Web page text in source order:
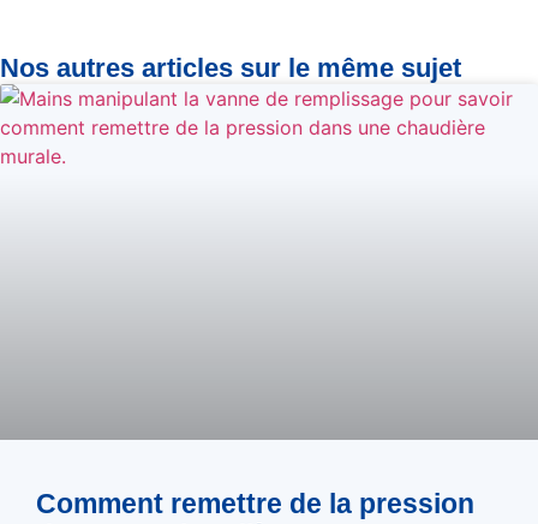
Nos autres articles sur le même sujet
Comment remettre de la pression